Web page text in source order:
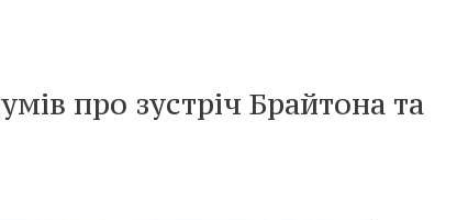
про зустріч Брайтона та